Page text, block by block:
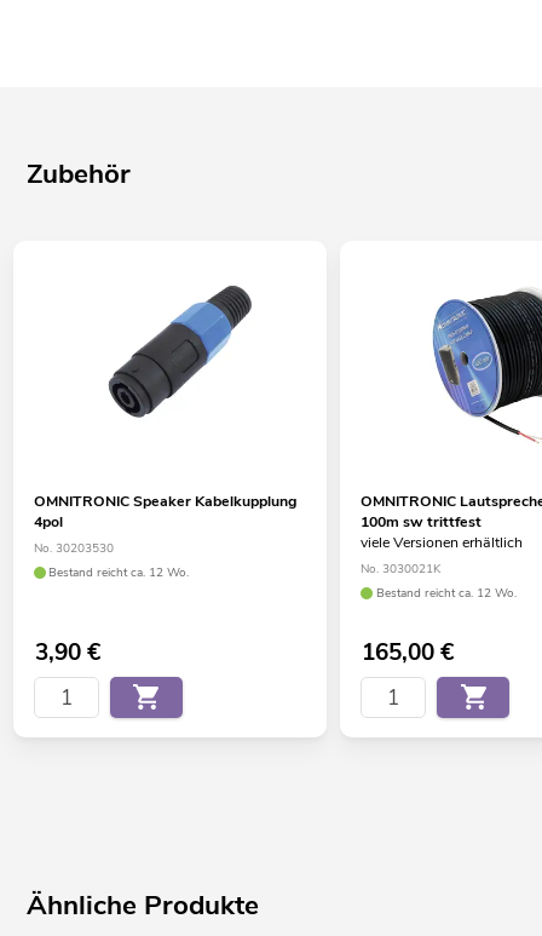
Zubehör
OMNITRONIC Speaker Kabelkupplung
4pol
No. 30203530
Bestand reicht ca. 12 Wo.
3,90€
OMNITRONIC
100m sw trittfest
viele Versionen erhältlich
No. 3030021K
Bestand reicht ca. 12 Wo.
165,00€
Ähnliche Produkte